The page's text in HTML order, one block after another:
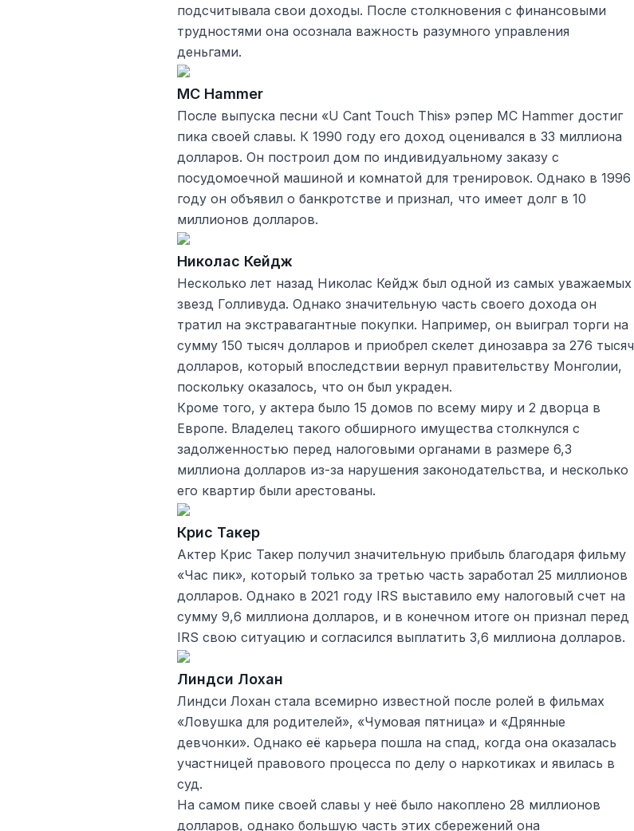
подсчитывала свои доходы. После столкновения с финансовыми
трудностями она осознала важность разумного управления
деньгами.
MC Hammer
После выпуска песни «U Cant Touch This» рэпер MC Hammer достиг
пика своей славы. К 1990 году его доход оценивался в 33 миллиона
долларов. Он построил дом по индивидуальному заказу с
посудомоечной машиной и комнатой для тренировок. Однако в 1996
году он объявил о банкротстве и признал, что имеет долг в 10
миллионов долларов.
Николас Кейдж
Несколько лет назад Николас Кейдж был одной из самых уважаемых
звезд Голливуда. Однако значительную часть своего дохода он
тратил на экстравагантные покупки. Например, он выиграл торги на
сумму 150 тысяч долларов и приобрел скелет динозавра за 276 тысяч
долларов, который впоследствии вернул правительству Монголии,
поскольку оказалось, что он был украден.
Кроме того, у актера было 15 домов по всему миру и 2 дворца в
Европе. Владелец такого обширного имущества столкнулся с
задолженностью перед налоговыми органами в размере 6,3
миллиона долларов из-за нарушения законодательства, и несколько
его квартир были арестованы.
Крис Такер
Актер Крис Такер получил значительную прибыль благодаря фильму
«Час пик», который только за третью часть заработал 25 миллионов
долларов. Однако в 2021 году IRS выставило ему налоговый счет на
сумму 9,6 миллиона долларов, и в конечном итоге он признал перед
IRS свою ситуацию и согласился выплатить 3,6 миллиона долларов.
Линдси Лохан
Линдси Лохан стала всемирно известной после ролей в фильмах
«Ловушка для родителей», «Чумовая пятница» и «Дрянные
девчонки». Однако её карьера пошла на спад, когда она оказалась
участницей правового процесса по делу о наркотиках и явилась в
суд.
На самом пике своей славы у неё было накоплено 28 миллионов
долларов, однако большую часть этих сбережений она